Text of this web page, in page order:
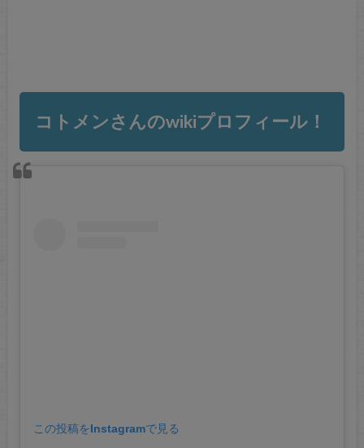
コトメンさんのwikiプロフィール！
この投稿をInstagramで見る